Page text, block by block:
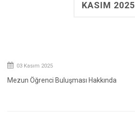
KASIM 2025
03 Kasım 2025
Mezun Öğrenci Buluşması Hakkında